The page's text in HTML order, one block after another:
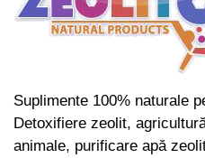
Suplimente 100% naturale
Detoxifiere zeolit,
animale, purificare apă